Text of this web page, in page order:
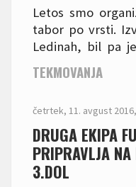
Letos smo
tabor po vrsti.
Ledinah, bil pa
Poleg obilo
vreme, ki je
TEKMOVANJA
četrtek, 11. avgust
DRUGA EKIPA
PRIPRAVLJA NA
3.DOL